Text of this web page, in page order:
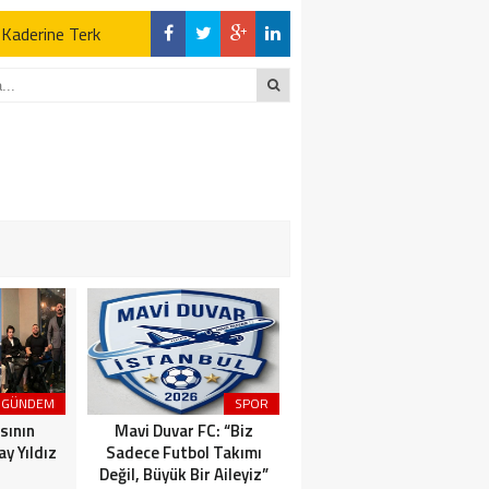
Terk
Açıklamalar
Terk
GÜNDEM
Yıldız
SPOR
Mavi Duvar FC: “Biz
Sadece Futbol Takımı
Değil, Büyük Bir Aileyiz”